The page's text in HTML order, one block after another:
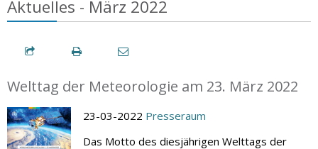
Aktuelles - März 2022
Welttag der Meteorologie am 23. März 2022
23-03-2022 Presseraum
Das Motto des diesjährigen Welttags der